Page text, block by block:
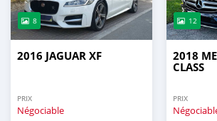
8
2016 JAGUAR XF
PRIX
Négociable
12
2018
CLASS
PRIX